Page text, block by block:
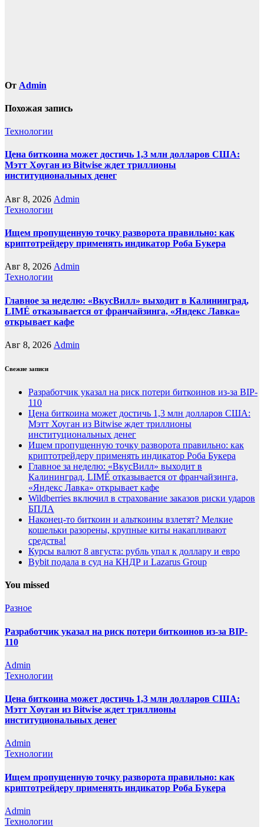
От Admin
Похожая запись
Технологии
Цена биткоина может достичь 1,3 млн долларов США:
Мэтт Хоуган из Bitwise ждет триллионы
институциональных денег
Авг 8, 2026 Admin
Технологии
Ищем пропущенную точку разворота правильно: как
криптотрейдеру применять индикатор Роба Букера
Авг 8, 2026 Admin
Технологии
Главное за неделю: «ВкусВилл» выходит в Калининград,
LIMÉ отказывается от франчайзинга, «Яндекс Лавка»
открывает кафе
Авг 8, 2026 Admin
Свежие записи
Разработчик указал на риск потери биткоинов из-за BIP-
110
Цена биткоина может достичь 1,3 млн долларов США:
Мэтт Хоуган из Bitwise ждет триллионы
институциональных денег
Ищем пропущенную точку разворота правильно: как
криптотрейдеру применять индикатор Роба Букера
Главное за неделю: «ВкусВилл» выходит в
Калининград, LIMÉ отказывается от франчайзинга,
«Яндекс Лавка» открывает кафе
Wildberries включил в страхование заказов риски ударов
БПЛА
Наконец-то биткоин и альткоины взлетят? Мелкие
кошельки разорены, крупные киты накапливают
средства!
Курсы валют 8 августа: рубль упал к доллару и евро
Bybit подала в суд на КНДР и Lazarus Group
You missed
Разное
Разработчик указал на риск потери биткоинов из-за BIP-
110
Admin
Технологии
Цена биткоина может достичь 1,3 млн долларов США:
Мэтт Хоуган из Bitwise ждет триллионы
институциональных денег
Admin
Технологии
Ищем пропущенную точку разворота правильно: как
криптотрейдеру применять индикатор Роба Букера
Admin
Технологии